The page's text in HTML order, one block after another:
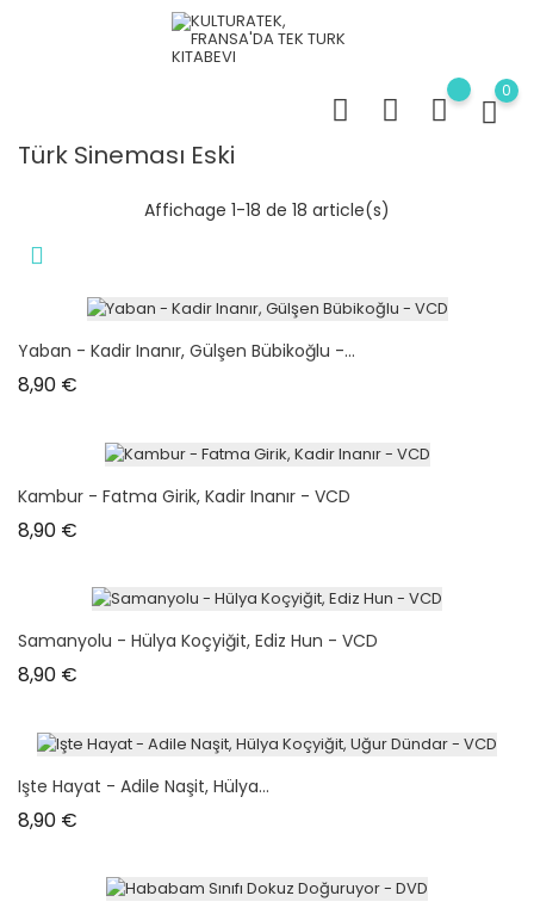
0
Türk Sineması Eski
Affichage 1-18 de 18 article(s)
Yaban - Kadir Inanır, Gülşen Bübikoğlu -...
8,90 €
Kambur - Fatma Girik, Kadir Inanır - VCD
8,90 €
Samanyolu - Hülya Koçyiğit, Ediz Hun - VCD
8,90 €
Işte Hayat - Adile Naşit, Hülya...
8,90 €